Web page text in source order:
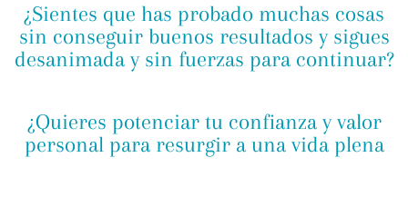
¿Sientes que has probado muchas cosas
sin conseguir buenos resultados y sigues
desanimada y sin fuerzas para continuar?
¿Quieres potenciar tu confianza y valor
personal para resurgir a una vida plena